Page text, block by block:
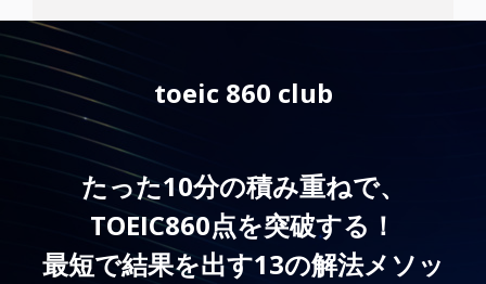
toeic 860 club
たった10分の積み重ねで、
TOEIC860点を突破する！
最短で結果を出す13の解法メソッ